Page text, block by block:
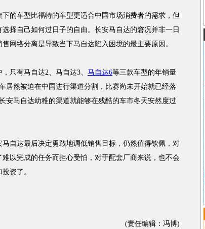
车型比福特的车型更适合中国市场消费者的需求，但
择自己如何过日子的自由。长安马自达的窘况并非一日
网络分离是导致当下马自达陷入困境的最主要原因。
有马自达2、马自达3、 马自达6等三款车型的年销量
居然被迫在中国进行渠道分割，比赛尚未开始就已经落
安马自达幼稚的渠道就能够在残酷的车市冬天安然度过
达最后决定勇敢地调低销售目标，仍然值得钦佩，对
以完成的任务而担心受怕，对于配套厂商来说，也不会
资了。
(责任编辑：冯博)